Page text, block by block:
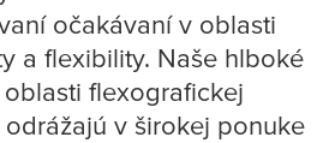
očakávaní v oblasti
a flexibility. Naše hlboké
flexografickej
v širokej ponuke